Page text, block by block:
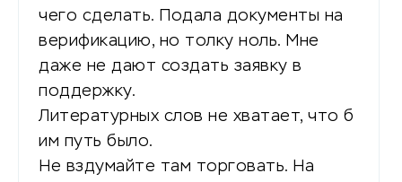
чего сделать. Подала документы на
верификацию, но толку ноль. Мне
даже не дают создать заявку в
поддержку.
Литературных слов не хватает, что б
им путь было.
Не вздумайте там торговать. На